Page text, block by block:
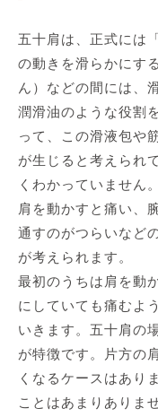
五十肩は、正式には
の動きを滑らかにす
ん）などの間には、
潤滑油のような役割
って、この滑液包や
が生じると考えられ
くわかっていません。
肩を動かすと痛い、
通すのがつらいなど
が考えられます。
最初のうちは肩を動
にしていても痛むよ
いきます。五十肩の
が特徴です。片方の
くなるケースはあり
ことはあまりありま